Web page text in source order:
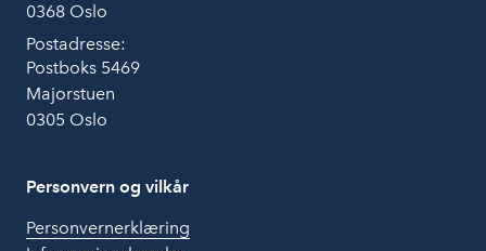
0368 Oslo
Postadresse:
Postboks 5469
Majorstuen
0305 Oslo
Personvern og vilkår
Personvernerklæring